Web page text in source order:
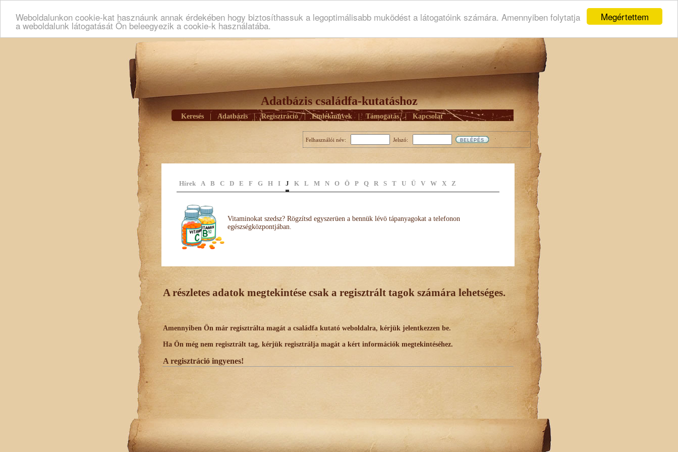
Megértettem
Weboldalunkon cookie-kat hasznáunk annak érdekében hogy biztosíthassuk a legoptimálisabb muködést a látogatóink számára. Amennyiben folytatja
a weboldalunk látogatását Ön beleegyezik a cookie-k használatába.
Adatbázis családfa-kutatáshoz
Keresés Adatbázis | Regisztráció | Emlékmûvek | Támogatás | Kapcsolat
Felhasználói név: Jelszó:
Hírek A B C D E F G H I J K L M N O Ö P Q R S T U Ü V W X Z
Vitaminokat szedsz? Rögzítsd egyszerüen a bennük lévö tápanyagokat a telefonon
egészségközpontjában.
A részletes adatok megtekintése csak a regisztrált tagok számára lehetséges.
Amennyiben Ön már regisztrálta magát a családfa kutató weboldalra, kérjük jelentkezzen be.
Ha Ön még nem regisztrált tag, kérjük regisztrálja magát a kért információk megtekintéséhez.
A regisztráció ingyenes!